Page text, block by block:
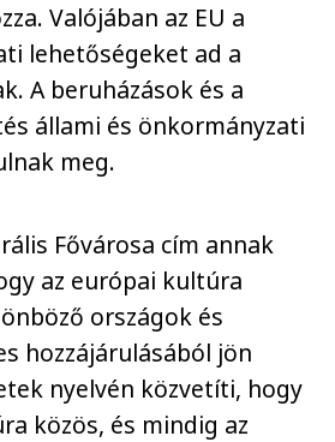
Valójában az EU a
lehetőségeket ad a
A beruházások és a
állami és önkormányzati
meg.
Fővárosa cím annak
az európai kultúra
országok és
hozzájárulásából jön
nyelvén közvetíti, hogy
közös, és mindig az